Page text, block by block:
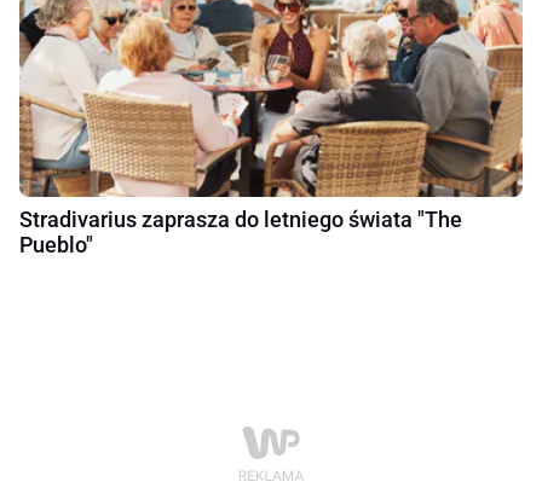
Stradivarius zaprasza do letniego świata "The
Pueblo"